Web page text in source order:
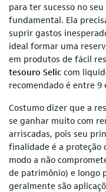
para ter sucesso no
fundamental. Ela
suprir gastos
ideal formar uma
em produtos de fácil
tesouro Selic com
recomendado é entre 9
Costumo dizer que a
se ganhar muito com
arriscadas, pois seu
finalidade é a proteção
modo a não
de patrimônio) e longo
geralmente são